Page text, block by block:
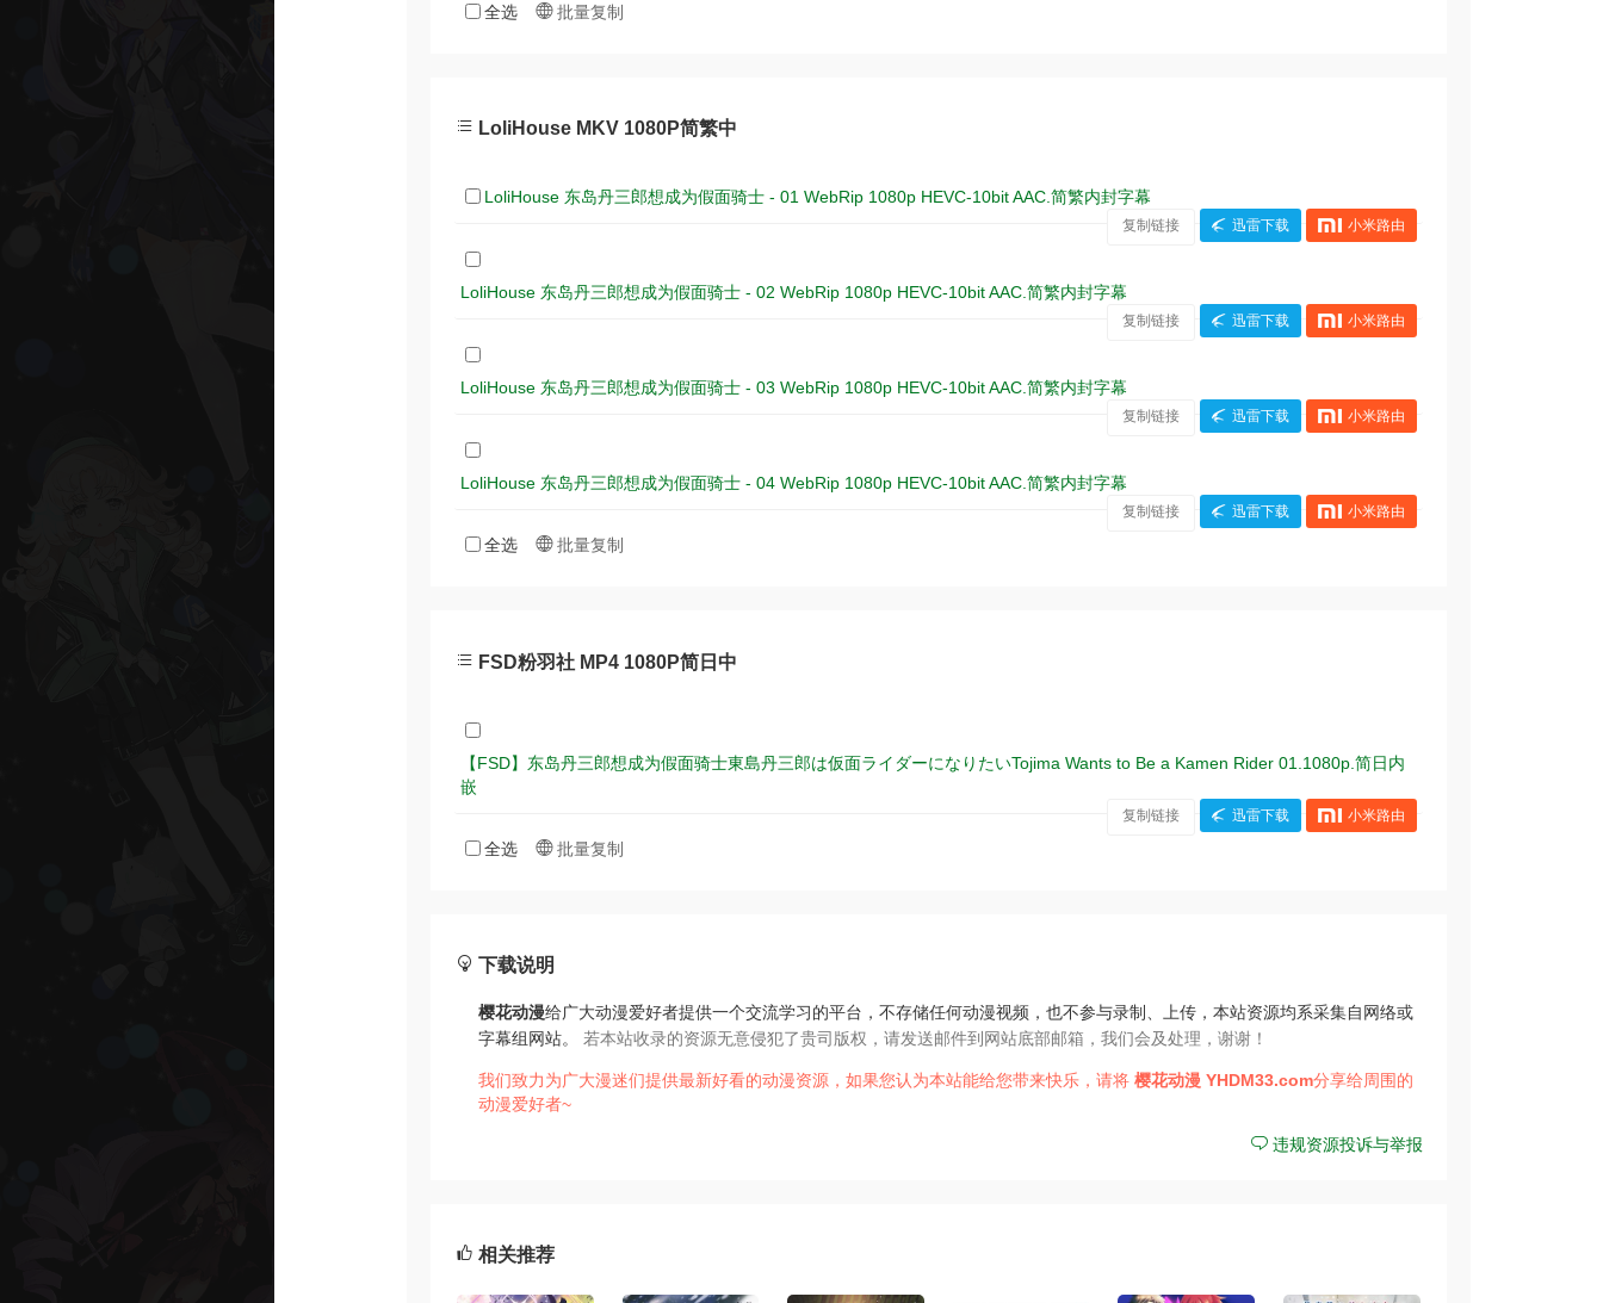
全选 批量复制
LoliHouse MKV 1080P简繁中
LoliHouse 东岛丹三郎想成为假面骑士 - 01 WebRip 1080p HEVC-10bit AAC.简繁内封字幕
复制链接 迅雷下载 小米路由
LoliHouse 东岛丹三郎想成为假面骑士 - 02 WebRip 1080p HEVC-10bit AAC.简繁内封字幕
复制链接 迅雷下载 小米路由
LoliHouse 东岛丹三郎想成为假面骑士 - 03 WebRip 1080p HEVC-10bit AAC.简繁内封字幕
复制链接 迅雷下载 小米路由
LoliHouse 东岛丹三郎想成为假面骑士 - 04 WebRip 1080p HEVC-10bit AAC.简繁内封字幕
复制链接 迅雷下载 小米路由
全选 批量复制
FSD粉羽社 MP4 1080P简日中
【FSD】东岛丹三郎想成为假面骑士東島丹三郎は仮面ライダーになりたいTojima Wants to Be a Kamen Rider 01.1080p.简日内
嵌
复制链接 迅雷下载 小米路由
全选 批量复制
下载说明
樱花动漫给广大动漫爱好者提供一个交流学习的平台，不存储任何动漫视频，也不参与录制、上传，本站资源均系采集自网络或
字幕组网站。 若本站收录的资源无意侵犯了贵司版权，请发送邮件到网站底部邮箱，我们会及处理，谢谢！
我们致力为广大漫迷们提供最新好看的动漫资源，如果您认为本站能给您带来快乐，请将樱花动漫 YHDM33.com分享给周围的
动漫爱好者~
违规资源投诉与举报
相关推荐